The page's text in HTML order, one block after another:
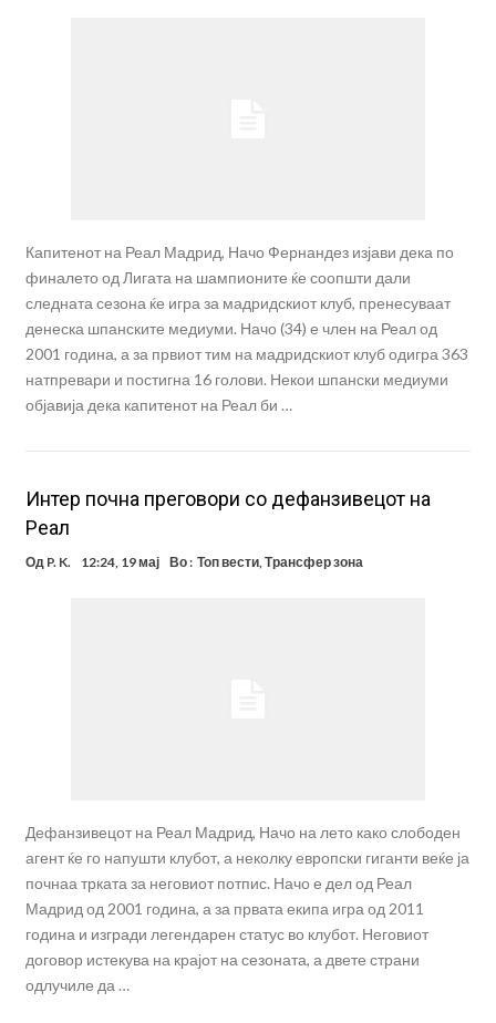
Капитенот на Реал Мадрид, Начо Фернандез изјави дека по
финалето од Лигата на шампионите ќе соопшти дали
следната сезона ќе игра за мадридскиот клуб, пренесуваат
денеска шпанските медиуми. Начо (34) е член на Реал од
2001 година, а за првиот тим на мадридскиот клуб одигра 363
натпревари и постигна 16 голови. Некои шпански медиуми
објавија дека капитенот на Реал би …
Интер почна преговори со дефанзивецот на
Реал
Од P. K. 12:24, 19 мај Во : Топ вести,Трансфер зона
Дефанзивецот на Реал Мадрид, Начо на лето како слободен
агент ќе го напушти клубот, а неколку европски гиганти веќе ја
почнаа трката за неговиот потпис. Начо е дел од Реал
Мадрид од 2001 година, а за првата екипа игра од 2011
година и изгради легендарен статус во клубот. Неговиот
договор истекува на крајот на сезоната, а двете страни
одлучиле да …